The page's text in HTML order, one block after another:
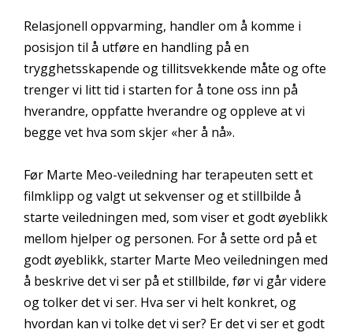
Relasjonell oppvarming, handler om å komme i
posisjon til å utføre en handling på en
trygghetsskapende og tillitsvekkende måte og ofte
trenger vi litt tid i starten for å tone oss inn på
hverandre, oppfatte hverandre og oppleve at vi
begge vet hva som skjer «her å nå».
Før Marte Meo-veiledning har terapeuten sett et
filmklipp og valgt ut sekvenser og et stillbilde å
starte veiledningen med, som viser et godt øyeblikk
mellom hjelper og personen. For å sette ord på et
godt øyeblikk, starter Marte Meo veiledningen med
å beskrive det vi ser på et stillbilde, før vi går videre
og tolker det vi ser. Hva ser vi helt konkret, og
hvordan kan vi tolke det vi ser? Er det vi ser et godt